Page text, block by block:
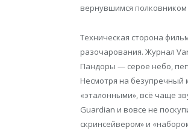
вернувшимся
Техническая сторона
разочарования. Журнал
Пандоры — серое небо,
Несмотря на безупречный
«эталонными», всё чаще
Guardian и вовсе не
скринсейвером» и